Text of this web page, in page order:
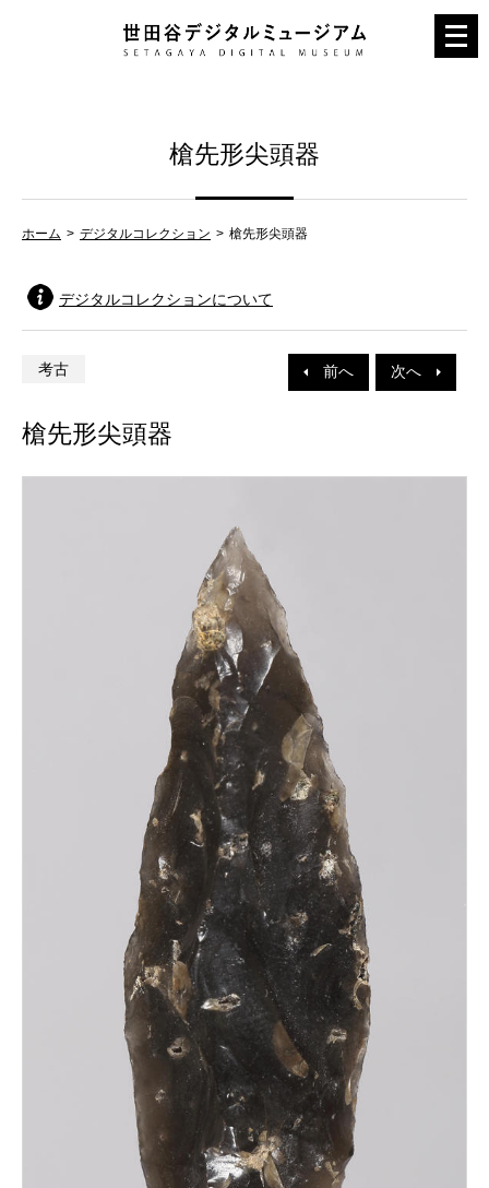
メ
ニ
槍先形尖頭器
ホーム デジタルコレクション 槍先形尖頭器
デジタルコレクションについて
前へ 次へ
考古
槍先形尖頭器